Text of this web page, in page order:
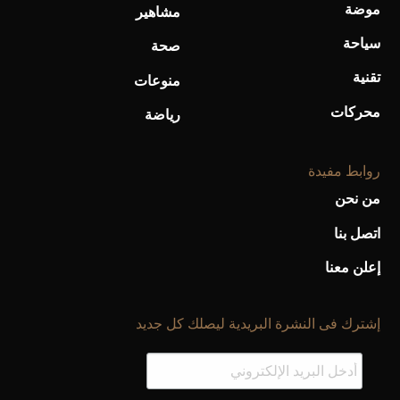
أحذية Mary Jane: ترف وأناقة للرجال
موضة
سياحة
تقنية
محركات
مشاهير
صحة
منوعات
رياضة
روابط مفيدة
من نحن
اتصل بنا
إعلن معنا
إشترك فى النشرة البريدية ليصلك كل جديد